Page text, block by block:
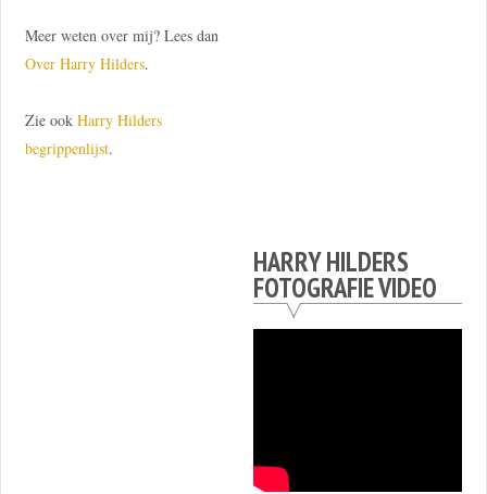
Meer weten over mij? Lees dan
Over Harry Hilders.
Zie ook Harry Hilders
begrippenlijst.
HARRY HILDERS
FOTOGRAFIE VIDEO